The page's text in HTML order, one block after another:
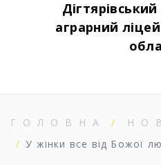
аграрний ліцей
ГОЛОВНА
У жінки все від Божої